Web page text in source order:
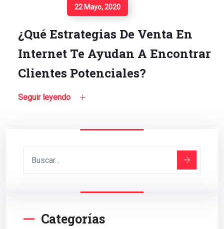
22 Mayo, 2020
¿Qué Estrategias De Venta En
Internet Te Ayudan A Encontrar
Clientes Potenciales?
Seguir leyendo
Categorías